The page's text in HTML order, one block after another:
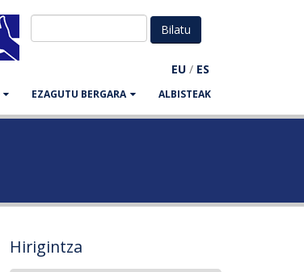
EU / ES
EZAGUTU BERGARA ALBISTEAK
Hirigintza